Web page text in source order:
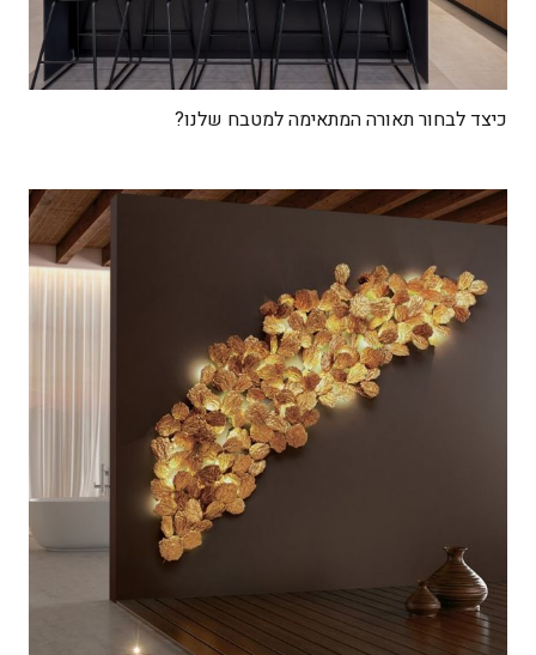
כיצד לבחור תאורה המתאימה למטבח שלנו?